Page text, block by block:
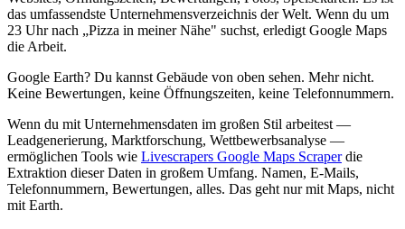
das umfassendste Unternehmensverzeichnis der Welt. Wenn du um
23 Uhr nach „Pizza in meiner Nähe" suchst, erledigt Google Maps
die Arbeit.
Google Earth? Du kannst Gebäude von oben sehen. Mehr nicht.
Keine Bewertungen, keine Öffnungszeiten, keine Telefonnummern.
Wenn du mit Unternehmensdaten im großen Stil arbeitest —
Leadgenerierung, Marktforschung, Wettbewerbsanalyse —
ermöglichen Tools wie Livescrapers Google Maps Scraperdie
Extraktion dieser Daten in großem Umfang. Namen, E-Mails,
Telefonnummern, Bewertungen, alles. Das geht nur mit Maps, nicht
mit Earth.